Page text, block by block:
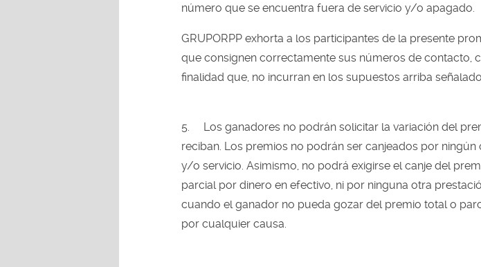
número que se encuentra fuera de servicio y/o apagado.
GRUPORPP exhorta a los participantes de la presente
que consignen correctamente sus números de contacto,
finalidad que, no incurran en los supuestos arriba
5. Los ganadores no podrán solicitar la variación del
reciban. Los premios no podrán ser canjeados por ningún
y/o servicio. Asimismo, no podrá exigirse el canje del
parcial por dinero en efectivo, ni por ninguna otra
cuando el ganador no pueda gozar del premio total o
por cualquier causa.